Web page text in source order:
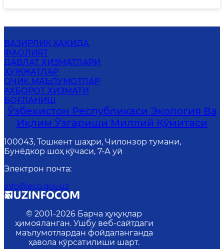
ВАЗИРЛИК ҲАҚИДА
ФАОЛИЯТ
ДАВЛАТ ХИЗМАТЛАРИ
ҲУЖЖАТЛАР
ОЧИҚ МАЪЛУМОТЛАР
АХБОРОТ ХИЗМАТИ
БОҒЛАНИШ
Ўзбекистон Республикаси Экология Ва
Иқлим Ўзгариши Миллий Қўмитаси
100043, Тошкент шаҳри, Чилонзор тумани,
Бунёдкор шоҳ кўчаси, 7-А уй
Электрон почта:
info@eco.gov.uz
© 2001-2026 Барча ҳуқуқлар
ҳимояланган. Ушбу веб-сайтдаги
маълумотлардан фойдаланганда
ҳавола кўрсатилиши шарт.